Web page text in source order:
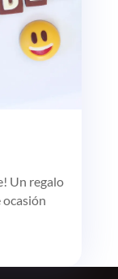
Un regalo
ocasión